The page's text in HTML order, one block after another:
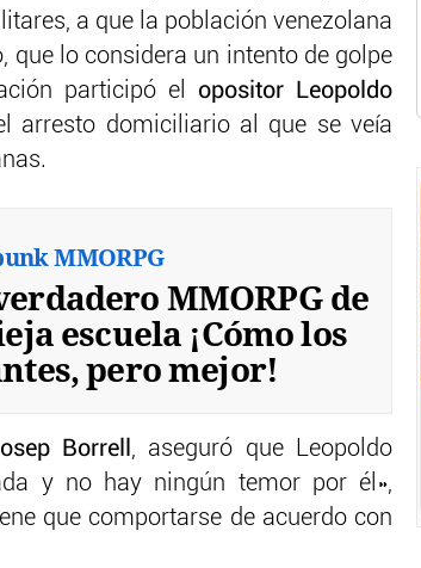
a que la población venezolana
que lo considera un intento de golpe
participó el opositor Leopoldo
arresto domiciliario al que se veía
MMORPG
MMORPG de
escuela ¡Cómo los
pero mejor!
Borrell , aseguró que Leopoldo
y no hay ningún temor por él»,
que comportarse de acuerdo con